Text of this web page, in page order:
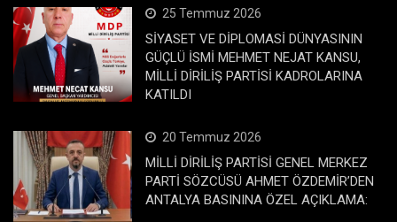
25 Temmuz 2026
SİYASET VE DİPLOMASİ DÜNYASININ
GÜÇLÜ İSMİ MEHMET NEJAT KANSU,
MİLLİ DİRİLİŞ PARTİSİ KADROLARINA
KATILDI
20 Temmuz 2026
MİLLİ DİRİLİŞ PARTİSİ GENEL MERKEZ
PARTİ SÖZCÜSÜ AHMET ÖZDEMİR’DEN
ANTALYA BASININA ÖZEL AÇIKLAMA: